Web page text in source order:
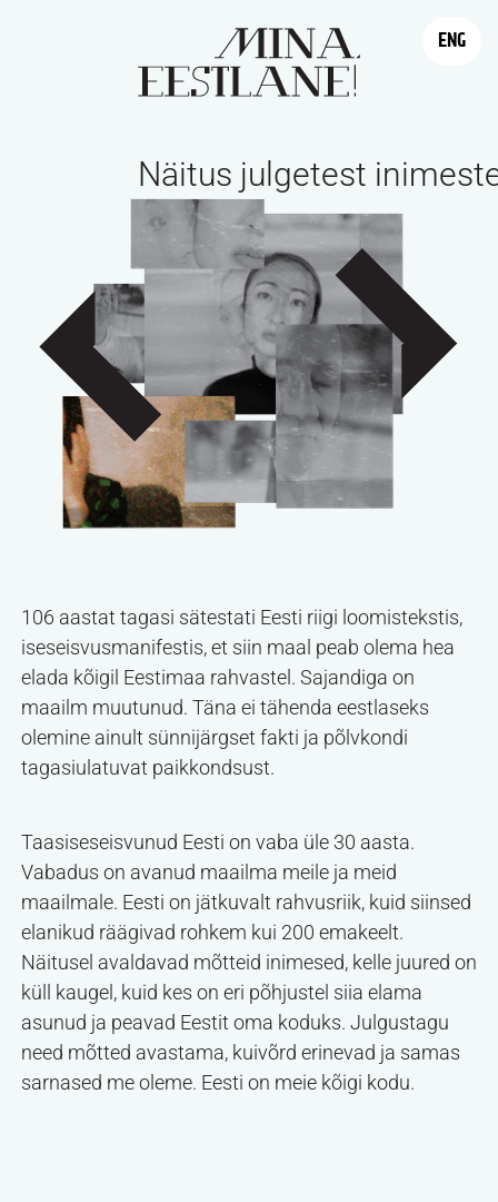
Näitus julgetest
ENG
106 aastat tagasi sätestati Eesti riigi loomistekstis,
iseseisvusmanifestis, et siin maal peab olema hea
elada kõigil Eestimaa rahvastel. Sajandiga on
maailm muutunud. Täna ei tähenda eestlaseks
olemine ainult sünnijärgset fakti ja põlvkondi
tagasiulatuvat paikkondsust.
Taasiseseisvunud Eesti on vaba üle 30 aasta.
Vabadus on avanud maailma meile ja meid
maailmale. Eesti on jätkuvalt rahvusriik, kuid siinsed
elanikud räägivad rohkem kui 200 emakeelt.
Näitusel avaldavad mõtteid inimesed, kelle juured on
küll kaugel, kuid kes on eri põhjustel siia elama
asunud ja peavad Eestit oma koduks. Julgustagu
need mõtted avastama, kuivõrd erinevad ja samas
sarnased me oleme. Eesti on meie kõigi kodu.